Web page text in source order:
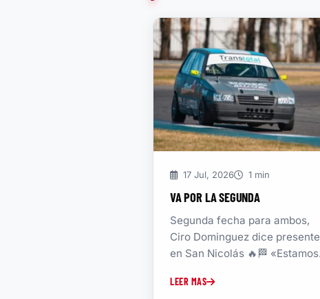
17 Jul, 2026 1 min
VA POR LA SEGUNDA
Segunda fecha para ambos,
Ciro Dominguez dice presente
en San Nicolás 🔥🏁 «Estamos
mejor manera...
LEER MAS